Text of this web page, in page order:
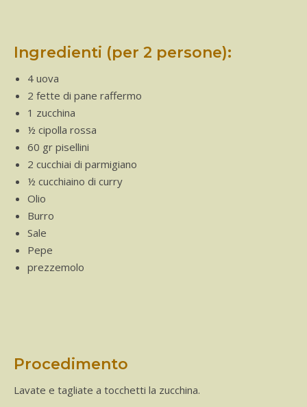
Ingredienti (per 2 persone):
4 uova
2 fette di pane raffermo
1 zucchina
½ cipolla rossa
60 gr pisellini
2 cucchiai di parmigiano
½ cucchiaino di curry
Olio
Burro
Sale
Pepe
prezzemolo
Procedimento
Lavate e tagliate a tocchetti la zucchina.